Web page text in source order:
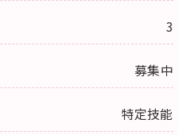
3
募集中
特定技能